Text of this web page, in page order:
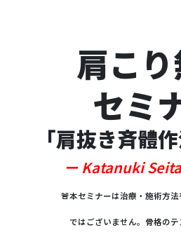
肩こ
セミ
「肩抜き斉體作
ー Katanuki
🚨本セミナーは治療・施術方
ではございません。骨格の